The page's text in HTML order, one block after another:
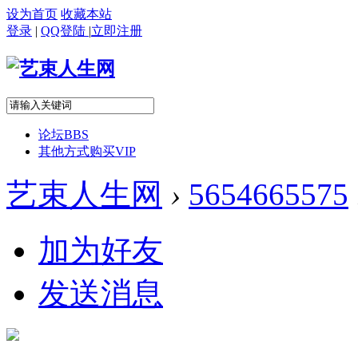
设为首页 收藏本站
登录 | QQ登陆 |立即注册
论坛BBS
其他方式购买VIP
艺束人生网 › 5654665575
加为好友
发送消息